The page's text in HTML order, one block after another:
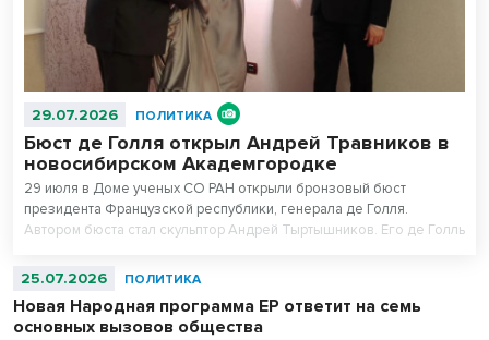
29.07.2026 ПОЛИТИКА
Бюст де Голля открыл Андрей Травников в
новосибирском Академгородке
29 июля в Доме ученых СО РАН открыли бронзовый бюст
президента Французской республики, генерала де Голля.
Автором бюста стал скульптор Андрей Тыртышников. Его де Голль
Центральном музее Великой Отечественной войны в Москве и
25.07.2026 ПОЛИТИКА
Новая Народная программа ЕР ответит на семь
основных вызовов общества